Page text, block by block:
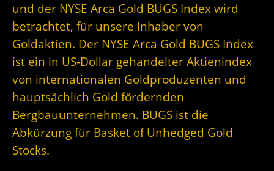
und der NYSE Arca Gold BUGS Index wird
betrachtet, für unsere Inhaber von
Goldaktien. Der NYSE Arca Gold BUGS Index
ist ein in US-Dollar gehandelter Aktienindex
von internationalen Goldproduzenten und
hauptsächlich Gold fördernden
Bergbauunternehmen. BUGS ist die
Abkürzung für Basket of Unhedged Gold
Stocks.